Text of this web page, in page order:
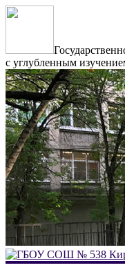
с углубленным